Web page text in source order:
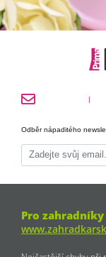
|
Odběr nápaditého
Pro